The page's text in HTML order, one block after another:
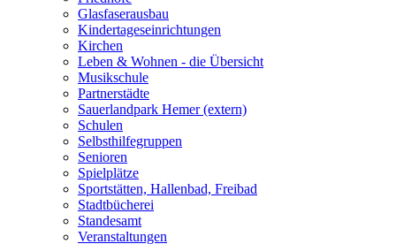
Glasfaserausbau
Kindertageseinrichtungen
Kirchen
Leben & Wohnen - die Übersicht
Musikschule
Partnerstädte
Sauerlandpark Hemer (extern)
Schulen
Selbsthilfegruppen
Senioren
Spielplätze
Sportstätten, Hallenbad, Freibad
Stadtbücherei
Standesamt
Veranstaltungen